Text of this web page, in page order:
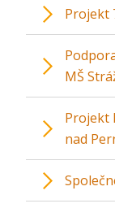
Projekt
MŠ
Projekt
nad